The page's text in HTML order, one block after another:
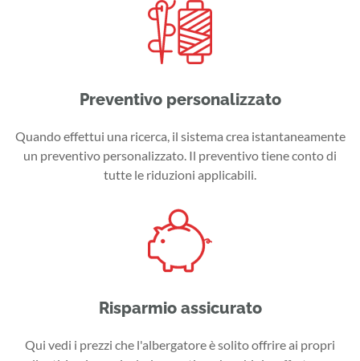
Preventivo personalizzato
Quando effettui una ricerca, il sistema crea istantaneamente
un preventivo personalizzato. Il preventivo tiene conto di
tutte le riduzioni applicabili.
Risparmio assicurato
Qui vedi i prezzi che l'albergatore è solito offrire ai propri